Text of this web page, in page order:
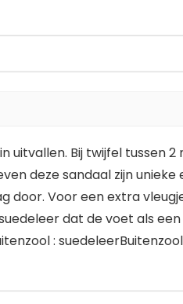
uitvallen. Bij twijfel tussen
deze sandaal zijn
Voor een extra
dat de voet als
: